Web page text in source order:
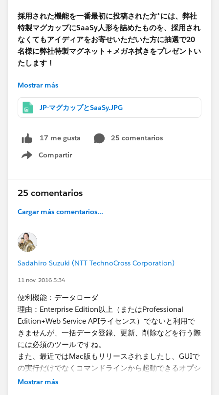
採用された機能を一番最初に投稿された方*には、弊社
特製マグカップにSaaSy人形を詰めたものを、採用され
なくてもアイディアをお寄せいただいた方に抽選で20
名様に弊社特製マグネット＋メガネ拭きをプレゼントい
たします！
締切は11/14（月）23:59です。皆様、どんな簡単な機
能でも構いませんので、奮って投稿くださいませ♪
便利機能：グローバル検索
理由：Salesforceに入っている全てのデータやファイル
を検索できるのは本当に便利！社内共有フォルダを掘り
*例：複数の方が便利と「グローバル検索」についてコ
れた場合、「グローバル検索が便利」と一番はじめに投
※注意事項
・1人あたりの投稿数制限はありません。
投稿があったものは、それだけ人気があると判断できる
ため）
・当選者の発表は12月中旬頃、プレゼントの発送は
2017年1月上旬頃を予定しております。
・本件についてのお問い合わせは、本投稿のコメント欄
までお願いいたします。
Mostrar más
JP-マグカップとSaaSy.JPG
17 me gusta
25 comentarios
Compartir
Show menu
25 comentarios
Cargar más comentarios...
Sadahiro Suzuki (NTT TechnoCross Corporation)
11 nov. 2016 5:34
便利機能：データローダ
理由：Enterprise Edition以上（またはProfessional
Edition+Web Service APIライセンス）でないと利用で
きませんが、一括データ登録、更新、削除などを行う際
には必須のツールですね。
また、最近ではMac版もリリースされましたし、GUIで
の実行だけでなくコマンドラインから起動できるオプシ
ョンも用意されているので、夜間バッチなどにも利用で
Mostrar más